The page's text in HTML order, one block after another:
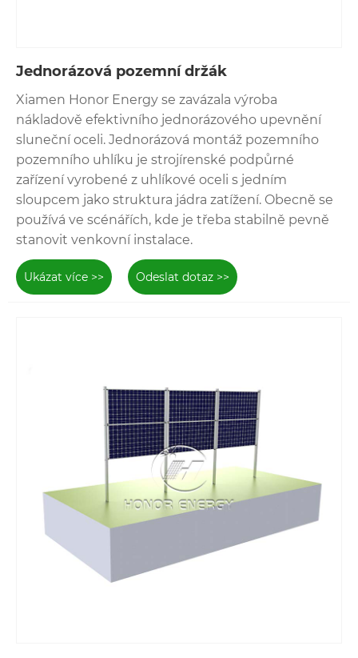
Ať už si vyberete uhlíkovou ocelovou nebo
hliníkovou pozemní montážní systém, Energy
Honor může poskytovat dobré produkty a služby.
Máme profesionální technický tým, který poskytne
vysoce kvalitní služby a pokyny od designu po
instalaci. Výběr pozemních závork čestné energie
znamená výběr efektivního a spolehlivého řešení
Jednorázová pozemní držák
Xiamen Honor Energy se zavázala výroba
nákladově efektivního jednorázového upevnění
sluneční oceli. Jednorázová montáž pozemního
pozemního uhlíku je strojírenské podpůrné
zařízení vyrobené z uhlíkové oceli s jedním
sloupcem jako struktura jádra zatížení. Obecně se
používá ve scénářích, kde je třeba stabilně pevně
stanovit venkovní instalace.
Ukázat více >> Odeslat dotaz >>